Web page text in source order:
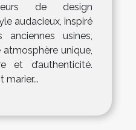
de design
audacieux, inspiré
anciennes usines,
unique,
et d’authenticité.